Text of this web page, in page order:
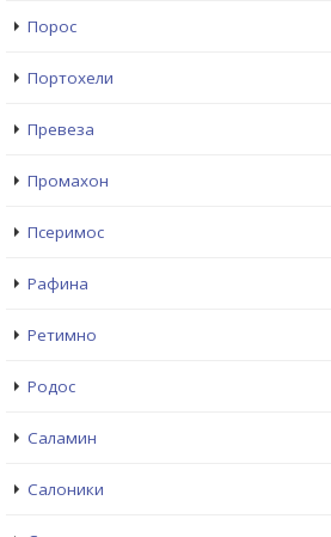
Порос
Портохели
Превеза
Промахон
Псеримос
Рафина
Ретимно
Родос
Саламин
Салоники